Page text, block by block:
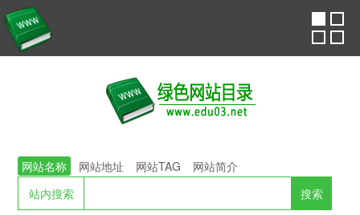
网站名称 网站地址 网站TAG
网站简介
站内搜索